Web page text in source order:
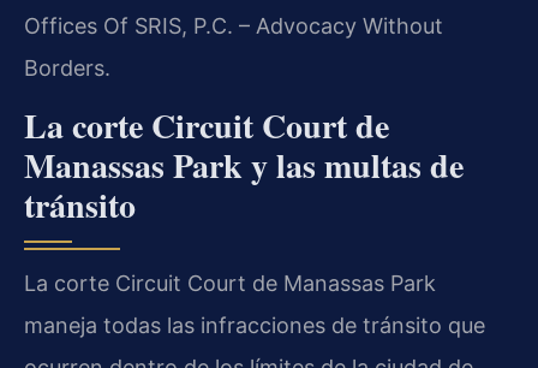
Offices Of SRIS, P.C. – Advocacy Without
Borders.
La corte Circuit Court de
Manassas Park y las multas de
tránsito
La corte Circuit Court de Manassas Park
maneja todas las infracciones de tránsito que